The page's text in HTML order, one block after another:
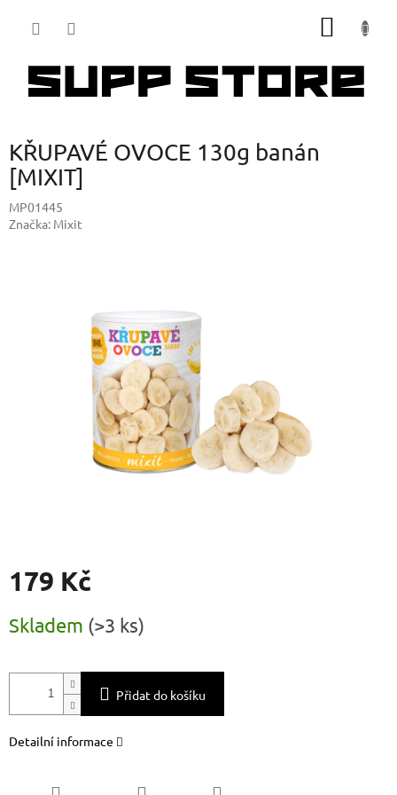
KŘUPAVÉ OVOCE 130g banán
[MIXIT]
MP01445
Značka: Mixit
179 Kč
cena:
Skladem (>3 ks)
Přidat do košíku
Detailní informace